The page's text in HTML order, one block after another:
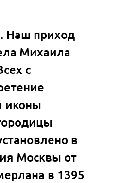
Наш приход
Михаила
с
иконы
в
Москвы от
в 1395